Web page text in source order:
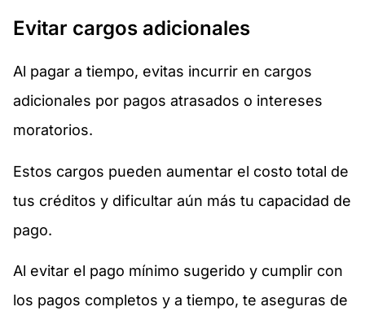
Evitar cargos adicionales
Al pagar a tiempo, evitas incurrir en cargos
adicionales por pagos atrasados o intereses
moratorios.
Estos cargos pueden aumentar el costo total de
tus créditos y dificultar aún más tu capacidad de
pago.
Al evitar el pago mínimo sugerido y cumplir con
los pagos completos y a tiempo, te aseguras de